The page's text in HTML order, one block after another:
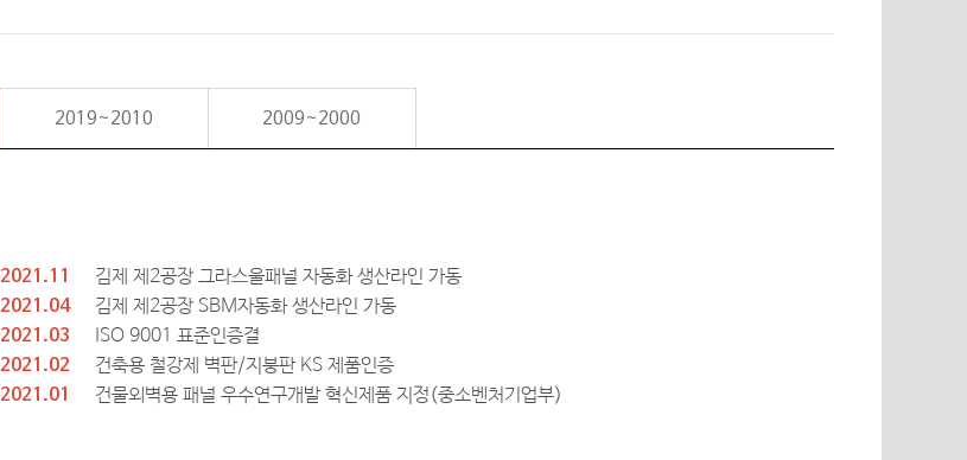
2019~2010 2009~2000
2021.11 김제 제2공장 그라스울패널 자동화 생산라인 가동
2021.04 김제 제2공장 SBM자동화 생산라인 가동
2021.03 ISO 9001 표준인증결
2021.02 건축용 철강제 벽판/지붕판 KS 제품인증
2021.01 건물외벽용 패널 우수연구개발 혁신제품 지정(중소벤처기업부)